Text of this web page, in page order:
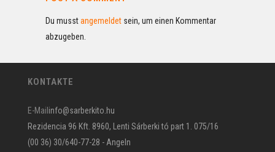
Du musstangemeldet sein, um einen Kommentar
abzugeben.
KONTAKTE
E-Mail info@sarberkito.hu
Rezidencia 96 Kft. 8960, Lenti Sárberki tó part 1. 075/16
(00 36) 30/640-77-28 - Angeln